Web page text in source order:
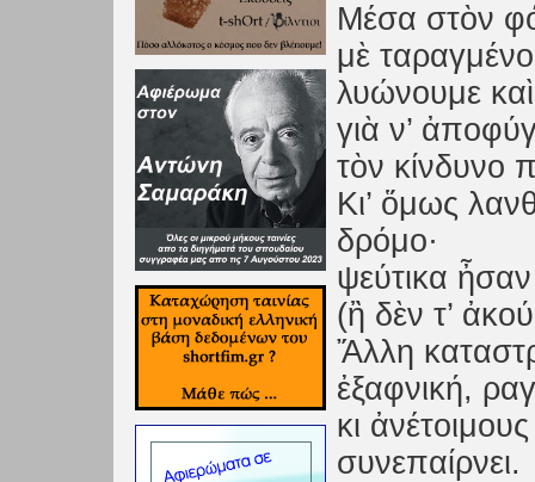
Μέσα στὸν
μὲ
λυώνουμε
γιὰ ν’
τὸν κίνδυνο
Κι’ ὅμως
δρόμο·
ψεύτικα
(ἢ δὲν τ’
Ἄλλη
ἐξαφνική,
κι
συνεπαίρνει.